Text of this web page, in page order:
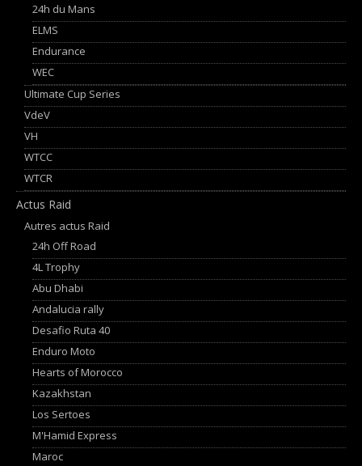
24h du Mans
ELMS
Endurance
WEC
Ultimate Cup Series
VdeV
VH
WTCC
WTCR
Actus Raid
Autres actus Raid
24h Off Road
4L Trophy
Abu Dhabi
Andalucia rally
Desafio Ruta 40
Enduro Moto
Hearts of Morocco
Kazakhstan
Los Sertoes
M'Hamid Express
Maroc